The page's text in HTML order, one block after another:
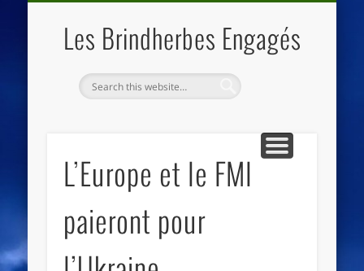
Les Brindherbes Engagés
L’Europe et le FMI
paieront pour